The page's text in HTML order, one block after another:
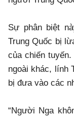
Sự phân biệt
Trung Quốc bị
của chiến
ngoài khác, lính
bị đưa vào các
“Người Nga